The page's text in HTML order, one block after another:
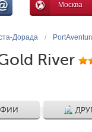
Москва
Дорада /
River